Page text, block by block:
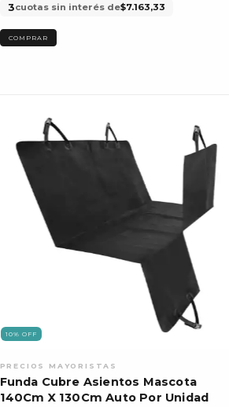
3cuotas sin interés de$7.163,33
10% OFF
Funda Cubre Asientos Mascota
140Cm X 130Cm Auto Por Unidad